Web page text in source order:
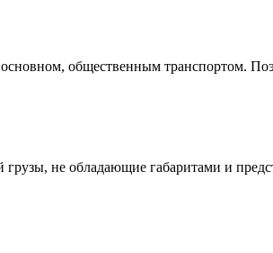
основном, общественным транспортом.
не обладающие габаритами и